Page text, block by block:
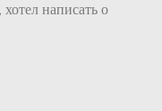
написать о